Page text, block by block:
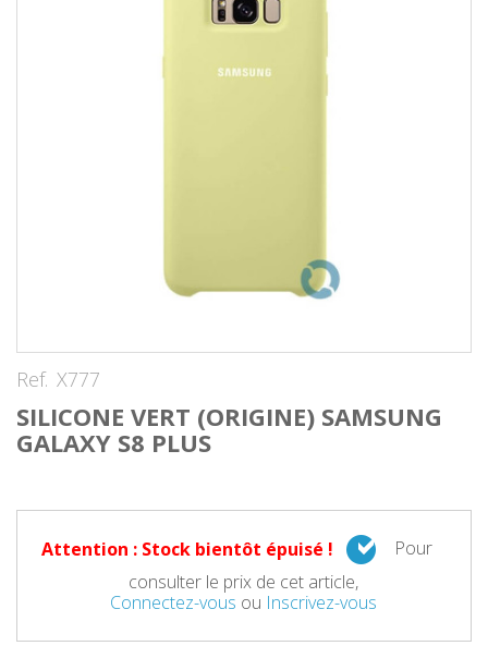
Ref. X777
SILICONE VERT (ORIGINE) SAMSUNG
GALAXY S8 PLUS
Attention : Stock bientôt épuisé !
Pour
consulter le prix de cet article,
Connectez-vous ou Inscrivez-vous